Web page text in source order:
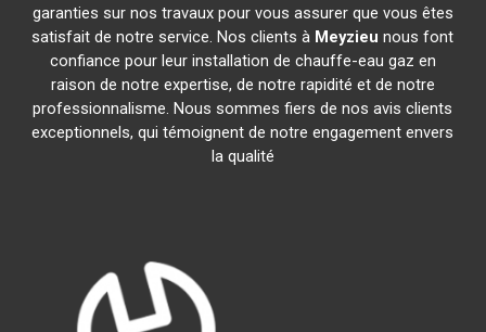
garanties sur nos travaux pour vous assurer que vous êtes
satisfait de notre service. Nos clients à Meyzieu nous font
confiance pour leur installation de chauffe-eau gaz en
raison de notre expertise, de notre rapidité et de notre
professionnalisme. Nous sommes fiers de nos avis clients
exceptionnels, qui témoignent de notre engagement envers
la qualité